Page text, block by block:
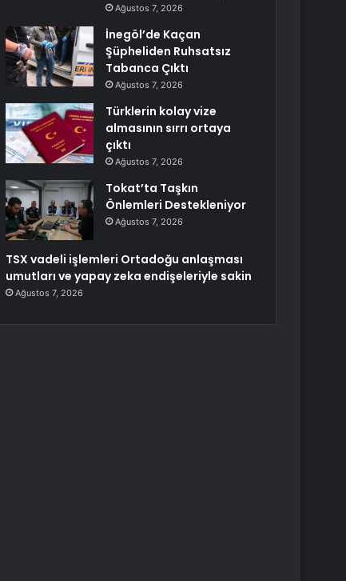
Ağustos 7, 2026
İnegöl’de Kaçan
Şüpheliden Ruhsatsız
Tabanca Çıktı
Ağustos 7, 2026
Türklerin kolay vize
almasının sırrı ortaya
çıktı
Ağustos 7, 2026
Tokat’ta Taşkın
Önlemleri Destekleniyor
Ağustos 7, 2026
TSX vadeli işlemleri Ortadoğu anlaşması
umutları ve yapay zeka endişeleriyle sakin
Ağustos 7, 2026